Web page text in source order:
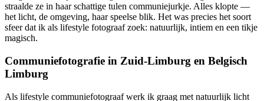
straalde ze in haar schattige tulen communiejurkje. Alles klopte —
het licht, de omgeving, haar speelse blik. Het was precies het soort
sfeer dat ik als lifestyle fotograaf zoek: natuurlijk, intiem en een tikje
magisch.
Communiefotografie in Zuid-Limburg en Belgisch
Limburg
Als lifestyle communiefotograaf werk ik graag met natuurlijk licht